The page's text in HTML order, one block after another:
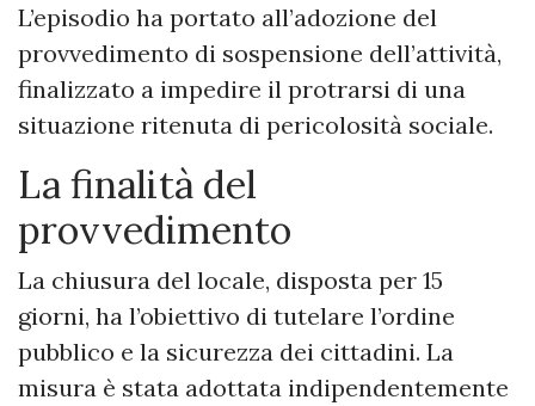
L’episodio ha portato all’adozione del
provvedimento di sospensione dell’attività,
finalizzato a impedire il protrarsi di una
situazione ritenuta di pericolosità sociale.
La finalità del
provvedimento
La chiusura del locale, disposta per 15
giorni, ha l’obiettivo di tutelare l’ordine
pubblico e la sicurezza dei cittadini. La
misura è stata adottata indipendentemente